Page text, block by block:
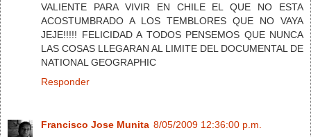
VALIENTE PARA VIVIR EN CHILE EL QUE NO ESTA
ACOSTUMBRADO A LOS TEMBLORES QUE NO VAYA
JEJE!!!!! FELICIDAD A TODOS PENSEMOS QUE NUNCA
LAS COSAS LLEGARAN AL LIMITE DEL DOCUMENTAL DE
NATIONAL GEOGRAPHIC
Responder
Francisco Jose Munita 8/05/2009 12:36:00 p.m.